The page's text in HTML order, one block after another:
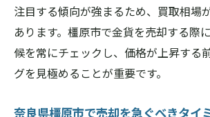
注目する傾向が強まるため、買取相場
あります。橿原市で金貨を売却する際
候を常にチェックし、価格が上昇する
グを見極めることが重要です。
奈良県橿原市で売却を急ぐべきタイ